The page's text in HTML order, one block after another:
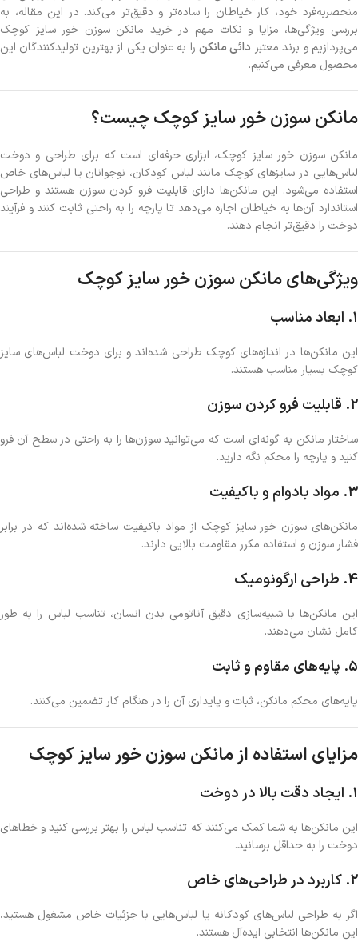
منحصربه‌فرد خود، کار خیاطان را ساده‌تر و دقیق‌تر می‌کند. در این مقاله، به
بررسی ویژگی‌ها، مزایا و نکات مهم در خرید مانکن سوزن خور سایز کوچک
می‌پردازیم و برند معتبر دائی مانکنرا به عنوان یکی از بهترین تولیدکنندگان این
محصول معرفی می‌کنیم.
مانکن سوزن خور سایز کوچک چیست؟
مانکن سوزن خور سایز کوچک، ابزاری حرفه‌ای است که برای طراحی و دوخت
لباس‌هایی در سایزهای کوچک مانند لباس کودکان، نوجوانان یا لباس‌های خاص
استفاده می‌شود. این مانکن‌ها دارای قابلیت فرو کردن سوزن هستند و طراحی
استاندارد آن‌ها به خیاطان اجازه می‌دهد تا پارچه را به راحتی ثابت کنند و فرآیند
دوخت را دقیق‌تر انجام دهند.
ویژگی‌های مانکن سوزن خور سایز کوچک
1. ابعاد مناسب
این مانکن‌ها در اندازه‌های کوچک طراحی شده‌اند و برای دوخت لباس‌های سایز
کوچک بسیار مناسب هستند.
2. قابلیت فرو کردن سوزن
ساختار مانکن به گونه‌ای است که می‌توانید سوزن‌ها را به راحتی در سطح آن فرو
کنید و پارچه را محکم نگه دارید.
3. مواد بادوام و باکیفیت
مانکن‌های سوزن خور سایز کوچک از مواد باکیفیت ساخته شده‌اند که در برابر
فشار سوزن و استفاده مکرر مقاومت بالایی دارند.
4. طراحی ارگونومیک
این مانکن‌ها با شبیه‌سازی دقیق آناتومی بدن انسان، تناسب لباس را به طور
کامل نشان می‌دهند.
5. پایه‌های مقاوم و ثابت
پایه‌های محکم مانکن، ثبات و پایداری آن را در هنگام کار تضمین می‌کنند.
مزایای استفاده از مانکن سوزن خور سایز کوچک
1. ایجاد دقت بالا در دوخت
این مانکن‌ها به شما کمک می‌کنند که تناسب لباس را بهتر بررسی کنید و خطاهای
دوخت را به حداقل برسانید.
2. کاربرد در طراحی‌های خاص
اگر به طراحی لباس‌های کودکانه یا لباس‌هایی با جزئیات خاص مشغول هستید،
این مانکن‌ها انتخابی ایده‌آل هستند.